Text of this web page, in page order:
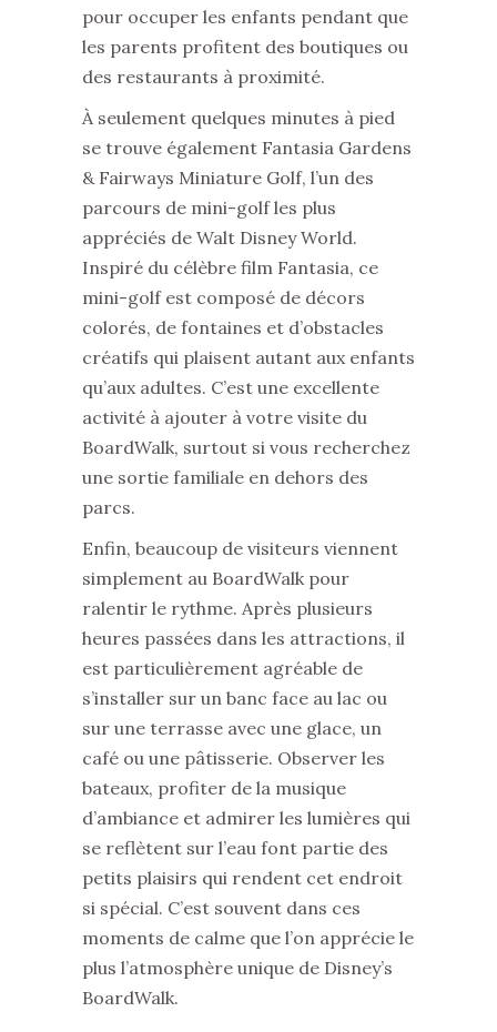
pour occuper les enfants pendant que
les parents profitent des boutiques ou
des restaurants à proximité.
À seulement quelques minutes à pied
se trouve également Fantasia Gardens
& Fairways Miniature Golf, l’un des
parcours de mini-golf les plus
appréciés de Walt Disney World.
Inspiré du célèbre film Fantasia, ce
mini-golf est composé de décors
colorés, de fontaines et d’obstacles
créatifs qui plaisent autant aux enfants
qu’aux adultes. C’est une excellente
activité à ajouter à votre visite du
BoardWalk, surtout si vous recherchez
une sortie familiale en dehors des
parcs.
Enfin, beaucoup de visiteurs viennent
simplement au BoardWalk pour
ralentir le rythme. Après plusieurs
heures passées dans les attractions, il
est particulièrement agréable de
s’installer sur un banc face au lac ou
sur une terrasse avec une glace, un
café ou une pâtisserie. Observer les
bateaux, profiter de la musique
d’ambiance et admirer les lumières qui
se reflètent sur l’eau font partie des
petits plaisirs qui rendent cet endroit
si spécial. C’est souvent dans ces
moments de calme que l’on apprécie le
plus l’atmosphère unique de Disney’s
BoardWalk.